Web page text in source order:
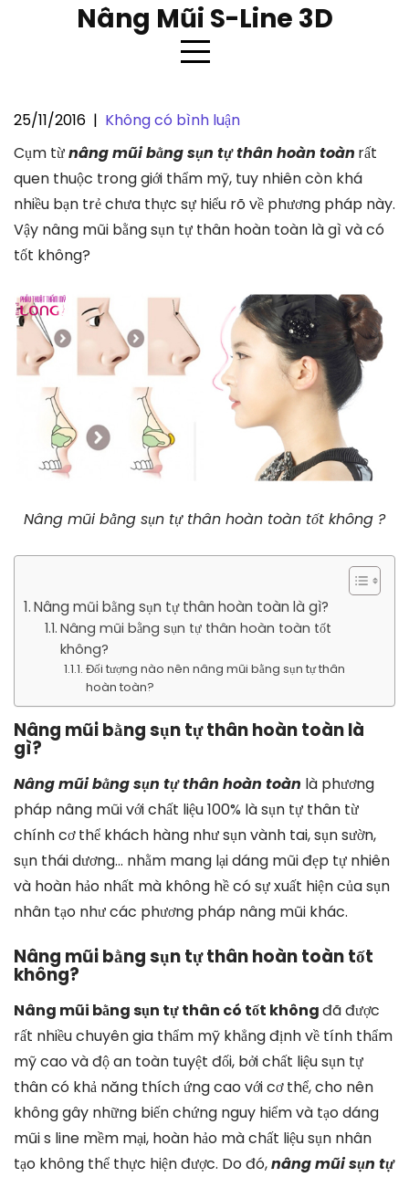
Nâng Mũi S-Line 3D
Nâng mũi bằng sụn tự thân hoàn
toàn tốt không ?
25/11/2016 | Không có bình luận
Cụm từnâng mũi bằng sụn tự thân hoàn toàn rất
quen thuộc trong giới thẩm mỹ, tuy nhiên còn khá
nhiều bạn trẻ chưa thực sự hiểu rõ về phương pháp này.
Vậy nâng mũi bằng sụn tự thân hoàn toàn là gì và có
tốt không?
Nâng mũi bằng sụn tự thân hoàn toàn tốt không ?
Nâng mũi bằng sụn tự thân hoàn toàn là gì?
Nâng mũi bằng sụn tự thân hoàn toàn tốt
không?
Đối tượng nào nên nâng mũi bằng sụn tự thân
hoàn toàn?
Nâng mũi bằng sụn tự thân hoàn toàn là
gì?
Nâng mũi bằng sụn tự thân hoàn toàn là phương
pháp nâng mũi với chất liệu 100% là sụn tự thân từ
chính cơ thể khách hàng như sụn vành tai, sụn sườn,
sụn thái dương… nhằm mang lại dáng mũi đẹp tự nhiên
và hoàn hảo nhất mà không hề có sự xuất hiện của sụn
nhân tạo như các phương pháp nâng mũi khác.
Nâng mũi bằng sụn tự thân hoàn toàn tốt
không?
Nâng mũi bằng sụn tự thân có tốt khôngđã được
rất nhiều chuyên gia thẩm mỹ khẳng định về tính thẩm
mỹ cao và độ an toàn tuyệt đối, bởi chất liệu sụn tự
thân có khả năng thích ứng cao với cơ thể, cho nên
không gây những biến chứng nguy hiểm và tạo dáng
mũi s line mềm mại, hoàn hảo mà chất liệu sụn nhân
tạo không thể thực hiện được. Do đó,nâng mũi sụn tự